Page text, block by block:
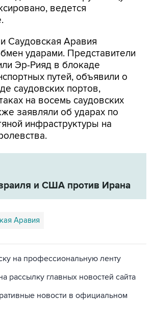
ведется
Саудовская Аравия
ударами. Представители
Эр-Рияд в блокаде
путей, объявили о
саудовских портов,
на восемь саудовских
заявляли об ударах по
инфраструктуры на
и США против Ирана
Аравия
на профессиональную ленту
рассылку главных новостей сайта
новости в официальном